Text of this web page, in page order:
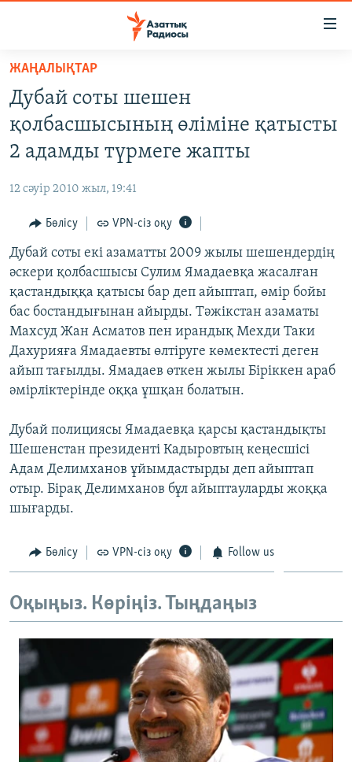
Skip
main
content
Skip
to
main
Navigation
Search
ЖАҢАЛЫҚТАР
САЯСАТ
AZATTYQTV
АДАМ ҚҰҚЫҚТАРЫ
ӘЛЕУМЕТ
ӘЛЕМ
АРНАЙЫ ЖОБАЛАР
Русский
ЖАЗЫЛЫҢЫЗ
Басқа тілдерде
ЖАҢАЛЫҚТАР
Дубай соты шешен
қолбасшысының өліміне қатысты
2 адамды түрмеге жапты
12 сәуір 2010 жыл, 19:41
Бөлісу VPN-сіз оқу
Дубай соты екі азаматты 2009 жылы шешендердің
әскери қолбасшысы Сулим Ямадаевқа жасалған
қастандыққа қатысы бар деп айыптап, өмір бойы
бас бостандығынан айырды. Тәжікстан азаматы
Махсуд Жан Асматов пен ирандық Мехди Таки
Дахурияға Ямадаевты өлтіруге көмектесті деген
айып тағылды. Ямадаев өткен жылы Біріккен араб
әмірліктерінде оққа ұшқан болатын.
Дубай полициясы Ямадаевқа қарсы қастандықты
Шешенстан президенті Кадыровтың кеңесшісі
Адам Делимханов ұйымдастырды деп айыптап
отыр. Бірақ Делимханов бұл айыптауларды жоққа
шығарды.
Бөлісу VPN-сіз оқу Follow us
Оқыңыз. Көріңіз. Тыңдаңыз